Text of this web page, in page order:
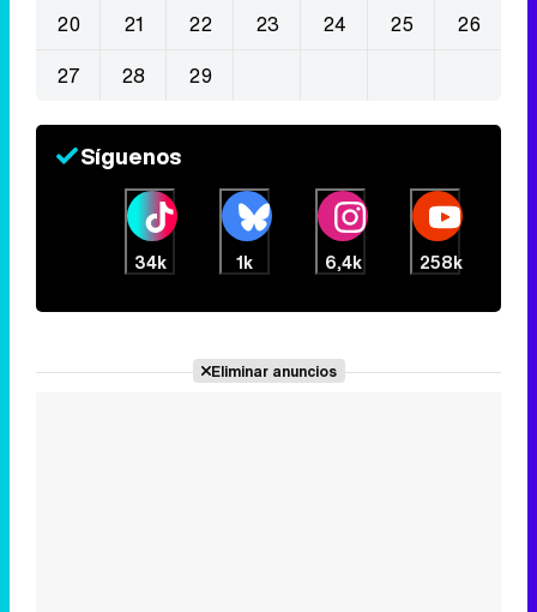
20
21 22 23 24 25
26
27
28 29
Síguenos
34k 1k 6,4k 258k
Eliminar anuncios